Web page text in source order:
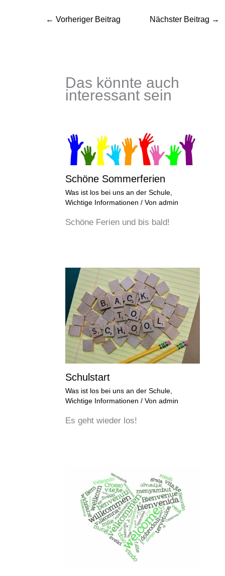
← Vorheriger Beitrag Nächster Beitrag →
Das könnte auch
interessant sein
Schöne Sommerferien
Was ist los bei uns an der Schule,
Wichtige Informationen / Von admin
Schöne Ferien und bis bald!
Schulstart
Was ist los bei uns an der Schule,
Wichtige Informationen / Von admin
Es geht wieder los!